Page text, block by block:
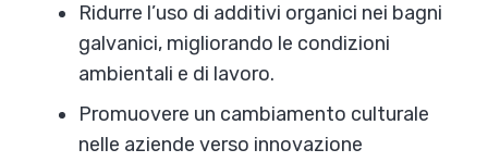
Ridurre l’uso di additivi organici nei bagni
galvanici, migliorando le condizioni
ambientali e di lavoro.
Promuovere un cambiamento culturale
nelle aziende verso innovazione